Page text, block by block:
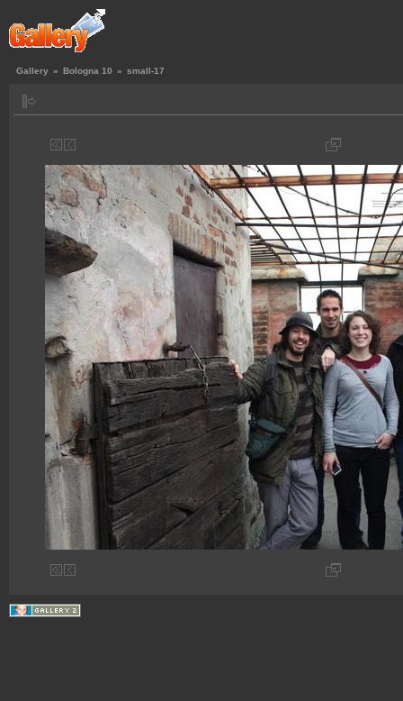
Gallery » Bologna 10 » small-17